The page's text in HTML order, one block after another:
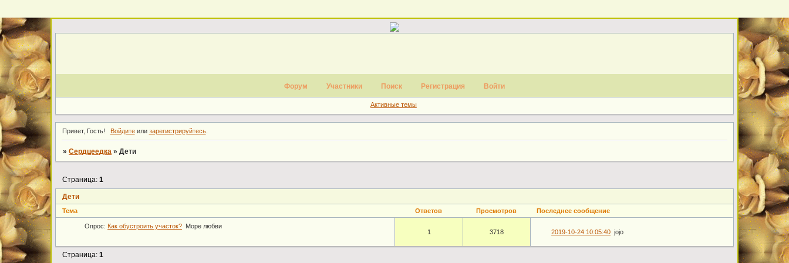
Форум Участники Поиск Регистрация Войти
Активные темы
Привет, Гость! Войдитеили зарегистрируйтесь.
»Cердцеедка »Дети
Дети
Страница:1
Тема Ответов Просмотров Последнее сообщение
Опрос: Как обустроить участок? Море любви
1
3718 2019-10-24 10:05:40 jojo
Страница:1